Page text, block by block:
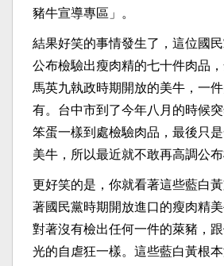
豬牛宣導專區」。​
結果好笑的事情發生了，這位國
公布檢驗出瘦肉精的七十件肉品
馬英九執政時期開放的美牛，一
有。台中市到了今年八月的時候
笨蛋一樣到處檢驗肉品，最後只
美牛，所以最近就不敢再高調公布
更好笑的是，你就看著這些藍白
著國民黨時期開放進口的瘦肉精
對著沒有檢出任何一件的萊豬，
光的自虐狂一樣。這些藍白黃根